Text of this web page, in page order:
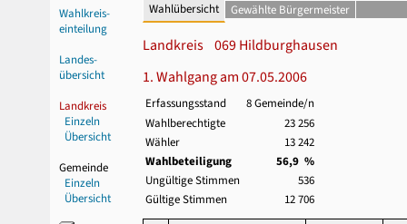
Wahlkreis-
einteilung
Landes-
übersicht
Landkreis
Einzeln
Übersicht
Gemeinde
Einzeln
Übersicht
Wahlübersicht
Gewählte Bürgermeister
Landkreis 069 Hildburghausen
1. Wahlgang am 07.05.2006
Erfassungsstand
8 Gemeinde/n
Wahlberechtigte
23 256
Wähler
13 242
Wahlbeteiligung
56,9 %
Ungültige Stimmen
536
Gültige Stimmen
12 706